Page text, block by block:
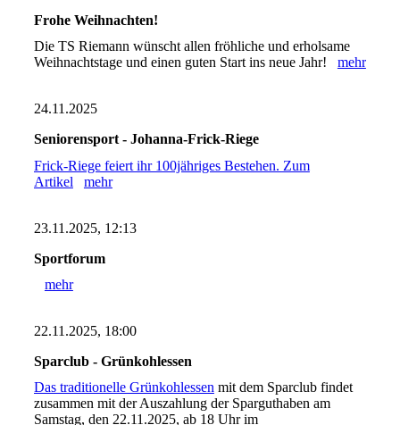
Frohe Weihnachten!
Die TS Riemann wünscht allen fröhliche und erholsame
Weihnachtstage und einen guten Start ins neue Jahr! mehr
24.11.2025
Seniorensport - Johanna-Frick-Riege
Frick-Riege feiert ihr 100jähriges Bestehen. Zum
Artikel
mehr
23.11.2025, 12:13
Sportforum
mehr
22.11.2025, 18:00
Sparclub - Grünkohlessen
Das traditionelle Grünkohlessen mit dem Sparclub findet
zusammen mit der Auszahlung der Sparguthaben am
Samstag, den 22.11.2025, ab 18 Uhr im